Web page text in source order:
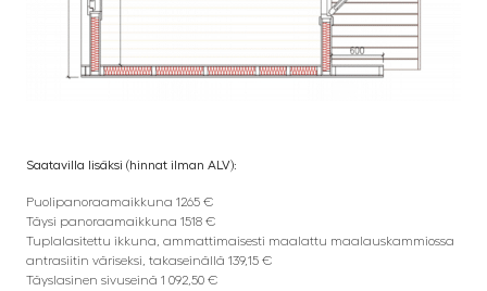
Saatavilla lisäksi (hinnat ilman ALV):
Puolipanoraamaikkuna 1265 €
Täysi panoraamaikkuna 1518 €
Tuplalasitettu ikkuna, ammattimaisesti maalattu maalauskammiossa
antrasiitin väriseksi, takaseinällä 139,15 €
Täyslasinen sivuseinä 1 092,50 €